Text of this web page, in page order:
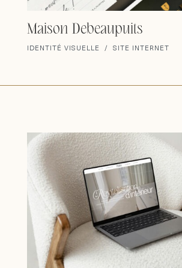
Maison Debeaupuits
IDENTITÉ VISUELLE / SITE INTERNET